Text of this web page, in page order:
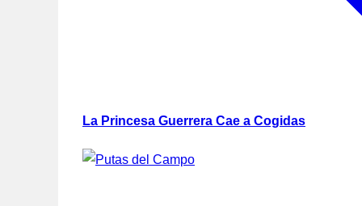
La Princesa Guerrera Cae a Cogidas